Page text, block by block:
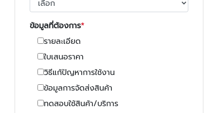
ข้อมูลที่ต้องการ
รายละเอียด
ใบเสนอราคา
วิธีแก้ปัญหาการใช้งาน
ข้อมูลการจัดส่งสินค้า
ทดสอบใช้สินค้า/บริการ